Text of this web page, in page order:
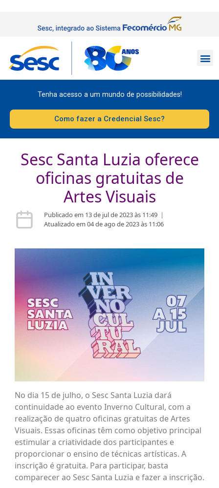
Tenha acesso a um mundo de possibilidades!
Como fazer a Credencial Sesc?
Sesc Santa Luzia oferece
oficinas gratuitas de
Artes Visuais
Publicado em 13 de jul de 2023 às 11:49 |
Atualizado em 04 de ago de 2023 às 11:06
No dia 15 de julho, o Sesc Santa Luzia dará
continuidade ao evento Inverno Cultural, com a
realização de quatro oficinas gratuitas de Artes
Visuais. Essas oficinas têm como objetivo principal
estimular a criatividade dos participantes e
proporcionar o ensino de técnicas artísticas. A
inscrição é gratuita. Para participar, basta
comparecer ao Sesc Santa Luzia e fazer a inscrição.